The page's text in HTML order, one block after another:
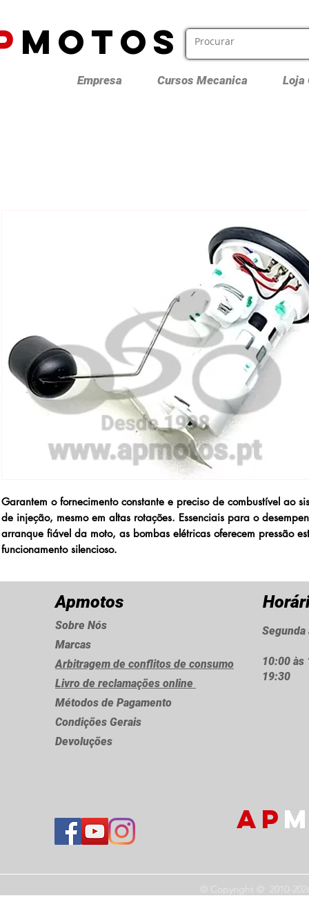
MOTOS
Empresa Cursos Mecanica Loja
Garantem o fornecimento constante e preciso de combustível ao
de injeção, mesmo em altas rotações. Essenciais para o
arranque fiável da moto, as bombas elétricas oferecem pressão
funcionamento silencioso.
Apmotos
Sobre Nós
Marcas
Arbitragem de conflitos de consumo
Livro de reclamações online
Métodos de Pagamento
Condições Gerais
Devoluções
Segunda
10:00 às
19:30
AP
© Copyright © 2010-